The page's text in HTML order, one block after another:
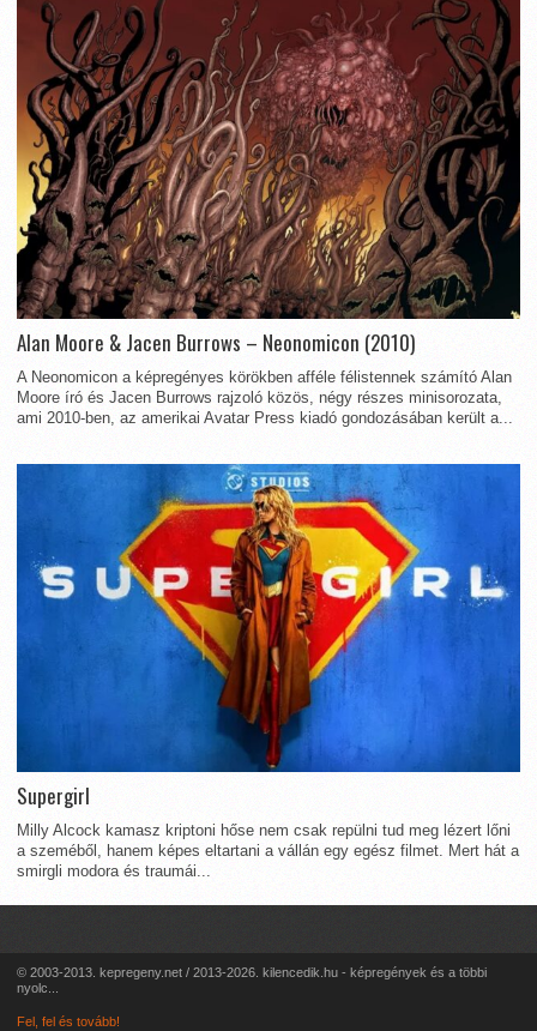
Alan Moore & Jacen Burrows – Neonomicon (2010)
A Neonomicon a képregényes körökben afféle félistennek számító Alan
Moore író és Jacen Burrows rajzoló közös, négy részes minisorozata,
ami 2010-ben, az amerikai Avatar Press kiadó gondozásában került a...
Supergirl
Milly Alcock kamasz kriptoni hőse nem csak repülni tud meg lézert lőni
a szeméből, hanem képes eltartani a vállán egy egész filmet. Mert hát a
smirgli modora és traumái...
© 2003-2013. kepregeny.net / 2013-2026. kilencedik.hu - képregények és a többi
nyolc...
Fel, fel és tovább!